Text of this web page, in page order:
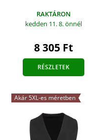
RAKTÁRON
kedden 11. 8.önnél
8 305 Ft
RÉSZLETEK
Akár 5XL-es méretben